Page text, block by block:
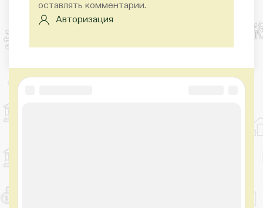
оставлять комментарии.
Авторизация